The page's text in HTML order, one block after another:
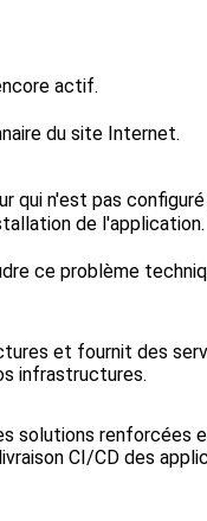
actif.
du site Internet.
qui n'est pas
de l'application.
ce problème
et fournit des
infrastructures.
solutions renforcées
CI/CD des